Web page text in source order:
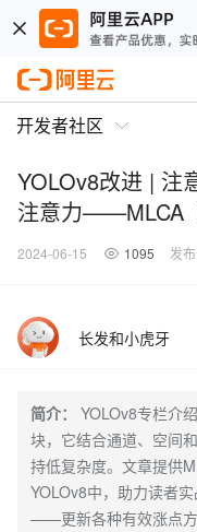
开发者社区
YOLOv8改进 | 注
注意力——MLCA
2024-06-15 1095 发
长发和小虎牙
简介：
YOLOv8专栏介
块，它结合通道、空间
持低复杂度。文章提供
YOLOv8中，助力读者
——更新各种有效涨点